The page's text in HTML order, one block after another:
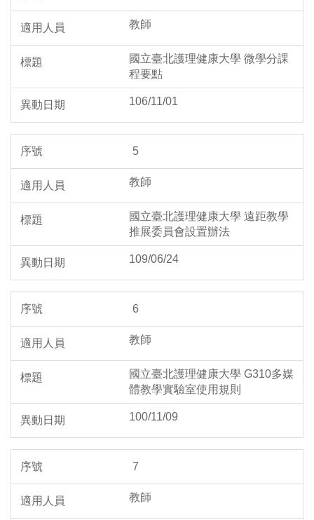
教師
國立臺北護理健康大學 微學分課
程要點
106/11/01
5
教師
國立臺北護理健康大學 遠距教學
推展委員會設置辦法
109/06/24
6
教師
國立臺北護理健康大學 G310多媒
體教學實驗室使用規則
100/11/09
7
教師